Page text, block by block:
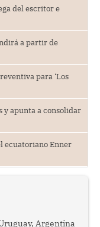
del escritor e
a partir de
para ‘Los
y apunta a consolidar
ecuatoriano Enner
Argentina